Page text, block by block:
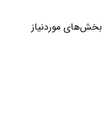
بخش‌های موردنیاز